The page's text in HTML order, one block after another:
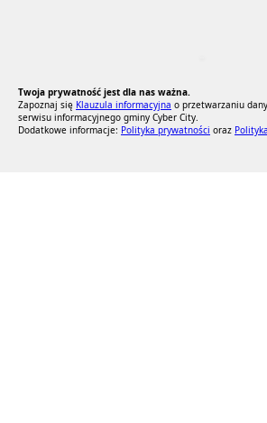
Twoja prywatność jest dla nas ważna.
Zapoznaj się Klauzula informacyjna o przetwarzaniu
serwisu informacyjnego gminy Cyber City.
Dodatkowe informacje: Polityka prywatności oraz